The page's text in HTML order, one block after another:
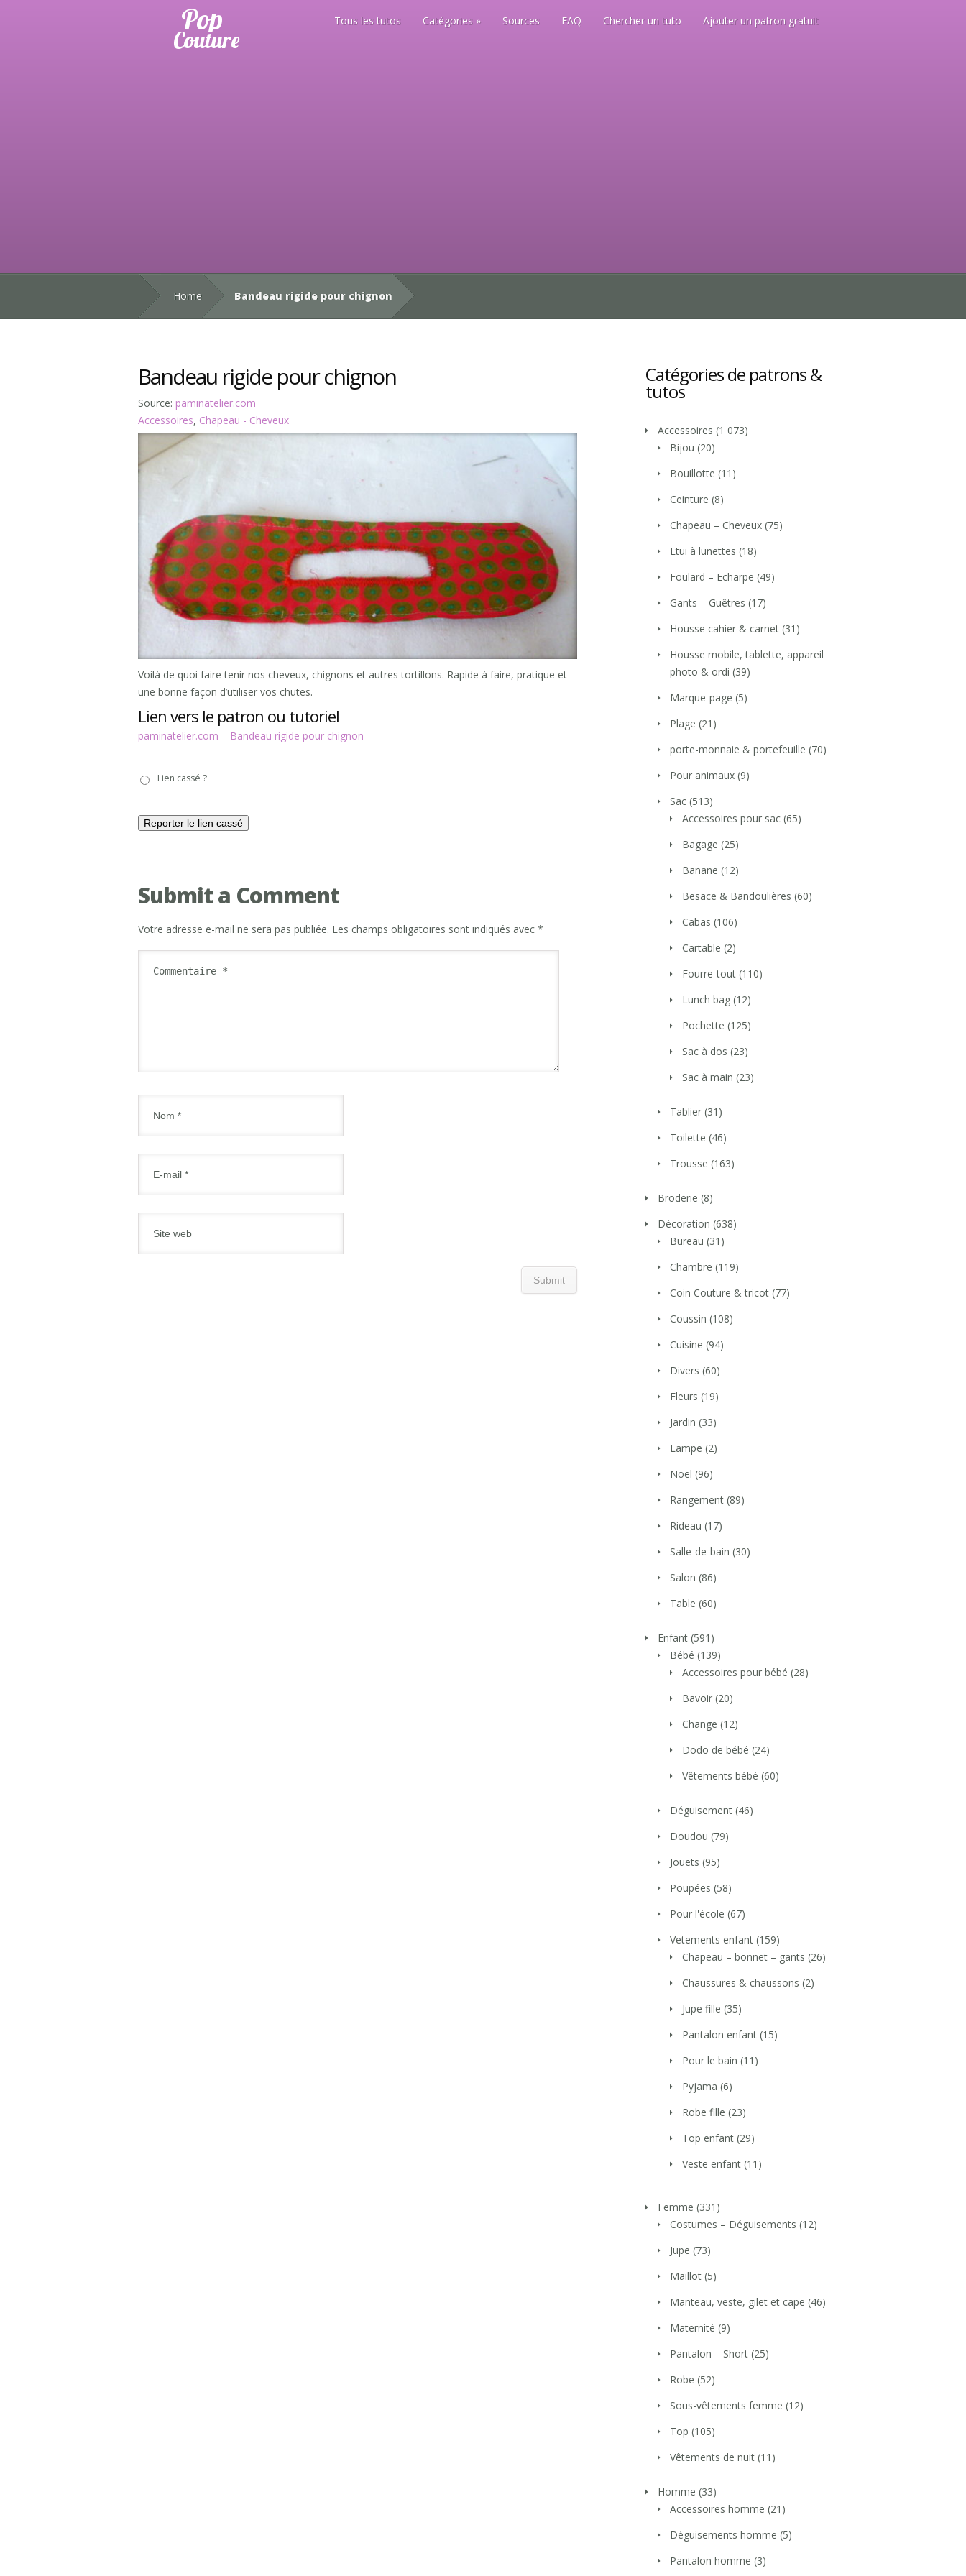
Tous les tutos Catégories Sources FAQ Chercher un tuto Ajouter un patron gratuit
Home Bandeau rigide pour chignon
Bandeau rigide pour chignon
Source: paminatelier.com
Accessoires, Chapeau - Cheveux
Voilà de quoi faire tenir nos cheveux, chignons et autres tortillons. Rapide à faire, pratique et
une bonne façon d’utiliser vos chutes.
Lien vers le patron ou tutoriel
paminatelier.com – Bandeau rigide pour chignon
casséLien cassé ?
Submit a Comment
Votre adresse e-mail ne sera pas publiée. Les champs obligatoires sont indiqués avec *
Catégories de patrons &
tutos
Accessoires (1 073)
Bijou (20)
Bouillotte (11)
Ceinture (8)
Chapeau – Cheveux (75)
Etui à lunettes (18)
Foulard – Echarpe (49)
Gants – Guêtres (17)
Housse cahier & carnet (31)
Housse mobile, tablette, appareil
photo & ordi (39)
Marque-page (5)
Plage (21)
porte-monnaie & portefeuille (70)
Pour animaux (9)
Sac (513)
Accessoires pour sac (65)
Bagage (25)
Banane (12)
Besace & Bandoulières (60)
Cabas (106)
Cartable (2)
Fourre-tout (110)
Lunch bag (12)
Pochette (125)
Sac à dos (23)
Sac à main (23)
Tablier (31)
Toilette (46)
Trousse (163)
Broderie (8)
Décoration (638)
Bureau (31)
Chambre (119)
Coin Couture & tricot (77)
Coussin (108)
Cuisine (94)
Divers (60)
Fleurs (19)
Jardin (33)
Lampe (2)
Noël (96)
Rangement (89)
Rideau (17)
Salle-de-bain (30)
Salon (86)
Table (60)
Enfant (591)
Bébé (139)
Accessoires pour bébé (28)
Bavoir (20)
Change (12)
Dodo de bébé (24)
Vêtements bébé (60)
Déguisement (46)
Doudou (79)
Jouets (95)
Poupées (58)
Pour l'école (67)
Vetements enfant (159)
Chapeau – bonnet – gants (26)
Chaussures & chaussons (2)
Jupe fille (35)
Pantalon enfant (15)
Pour le bain (11)
Pyjama (6)
Robe fille (23)
Top enfant (29)
Veste enfant (11)
Femme (331)
Costumes – Déguisements (12)
Jupe (73)
Maillot (5)
Manteau, veste, gilet et cape (46)
Maternité (9)
Pantalon – Short (25)
Robe (52)
Sous-vêtements femme (12)
Top (105)
Vêtements de nuit (11)
Homme (33)
Accessoires homme (21)
Déguisements homme (5)
Pantalon homme (3)